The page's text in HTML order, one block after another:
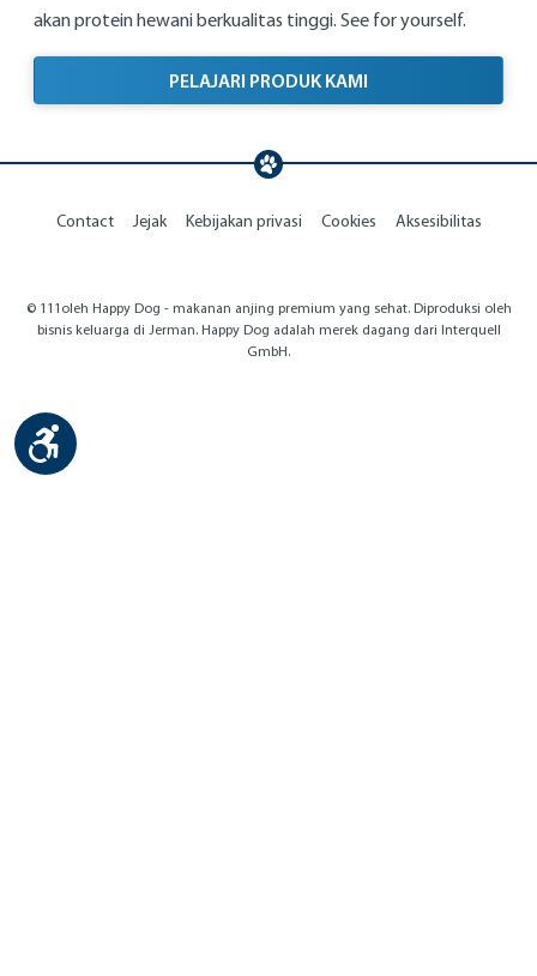
akan protein hewani berkualitas tinggi. See for yourself.
PELAJARI PRODUK KAMI
Contact Jejak Kebijakan privasi Cookies Aksesibilitas
© 111oleh Happy Dog - makanan anjing premium yang sehat. Diproduksi oleh
bisnis keluarga di Jerman. Happy Dog adalah merek dagang dari Interquell
GmbH.
Show toolbar